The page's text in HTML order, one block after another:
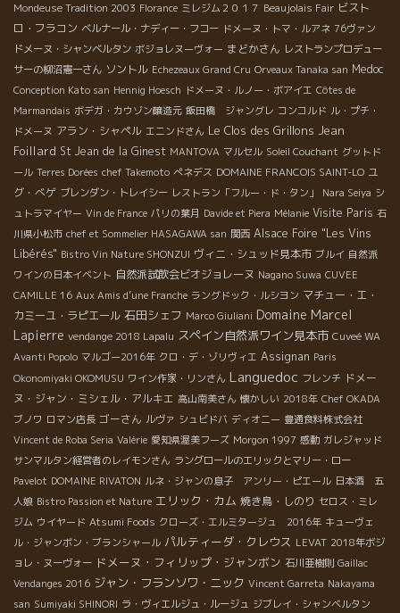
Mondeuse Tradition 2003 Florance ミレジム２０１７ Beaujolais Fair ビスト
ロ・フラコン ベルナール・ナディー・フコー ドメーヌ・トマ・ルアネ 76ヴァン
ドメーヌ・シャンベルタン ボジョレヌーヴォー まどかさん レストランプロデュー
サーの柳沼憲一さん ソントル Echezeaux Grand Cru Orveaux Tanaka san Medoc
Conception Kato san Hennig Hoesch ドメーヌ・ルノー・ボアイエ Côtes de
Marmandais ボデガ・カウゾン醸造元 飯田橋 ジャングレ コンコルド ル・プチ・
ドメーヌ アラン・シャペル エニンドさん Le Clos des Grillons Jean
Foillard St Jean de la Ginest MANTOVA マルセル Soleil Couchant グットド
ール Terres Dorées chef Takemoto ぺネデス DOMAINE FRANCOIS SAINT-LO ユ
グ・べゲ ブレンダン・トレイシー レストラン「フルー・ド・タン」 Nara Seiya シ
ュトラマイヤー Vin de France パリの葉月 Davide et Piera Mélanie Visite Paris 石
川県小松市 chef et Sommelier HASAGAWA san 関西 Alsace Foire "Les Vins
Libérés" Bistro Vin Nature SHONZUI ヴィニ・シュッド見本市 ブルイ 自然派
ワインの日本イベント 自然派試飲会ビオジョレーヌ Nagano Suwa CUVEE
CAMILLE 16 Aux Amis d’une Franche ラングドック・ルシヨン マチュー・エ・
カミーユ・ラピエール 石田シェフ Marco Giuliani Domaine Marcel
Lapierre vendange 2018 Lapalu スペイン自然派ワイン見本市 Cuveé WA
Avanti Popolo マルゴー2016年 クロ・デ・ゾリヴィエ Assignan Paris
Okonomiyaki OKOMUSU ワイン作家・リンさん Languedoc フレンチ ドメー
ヌ・ジャン・ミシェル・アルキエ 高山南美さん 懐かしい 2018年 Chef OKADA
ブノワ ロマン店長 ゴーさん ルヴァ シュビドバ ディオニー 豊通食料株式会社
Vincent de Roba Seria Valérie 愛知県渥美フーズ Morgon 1997 感動 ガレジャッド
サンマルタン経営者のレイモンさん ラングロールのエリックとマリー・ロー
Pavelot DOMAINE RIVATON ルネ・ジャンの息子 アンリー・ピエール 日本酒 五
人娘 Bistro Passion et Nature エリック・カム 焼き鳥・しのり セロス・ミレ
ジム ウイヤード Atsumi Foods クローズ・エルミタージュ 2016年 キューヴェ
ル・ジャンボン・ブランシャール パルティーダ・クレウス LEVAT 2018年ボジ
ョレ・ヌーヴォー ドメーヌ・フィリップ・ジャンボン 石川亜樹則 Gaillac
Vendanges 2016 ジャン・フランソワ・ニック Vincent Garreta Nakayama
san Sumiyaki SHINORI ラ・ヴィエルジュ・ルージュ ジブレイ・シャンベルタン